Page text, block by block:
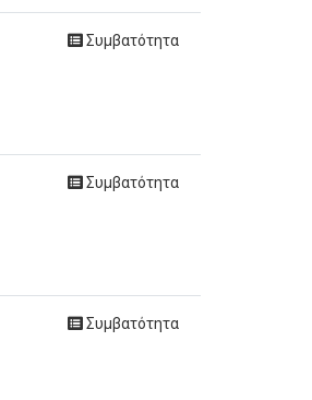
Συμβατότητα
Συμβατότητα
Συμβατότητα